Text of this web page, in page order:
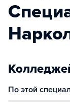
По этой